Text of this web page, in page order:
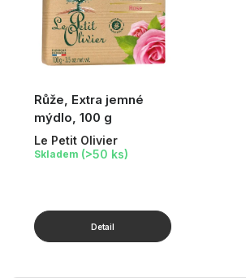
Růže, Extra jemné
mýdlo, 100 g
Le Petit Olivier
Skladem (>50 ks)